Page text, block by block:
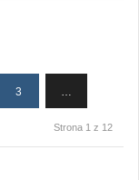
3
Strona 1 z 12